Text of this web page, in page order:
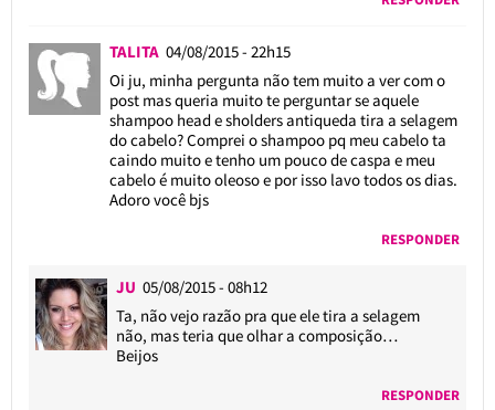
TALITA 04/08/2015 - 22h15
Oi ju, minha pergunta não tem muito a ver com o
post mas queria muito te perguntar se aquele
shampoo head e sholders antiqueda tira a selagem
do cabelo? Comprei o shampoo pq meu cabelo ta
caindo muito e tenho um pouco de caspa e meu
cabelo é muito oleoso e por isso lavo todos os dias.
Adoro você bjs
RESPONDER
JU 05/08/2015 - 08h12
Ta, não vejo razão pra que ele tira a selagem
não, mas teria que olhar a composição…
Beijos
RESPONDER